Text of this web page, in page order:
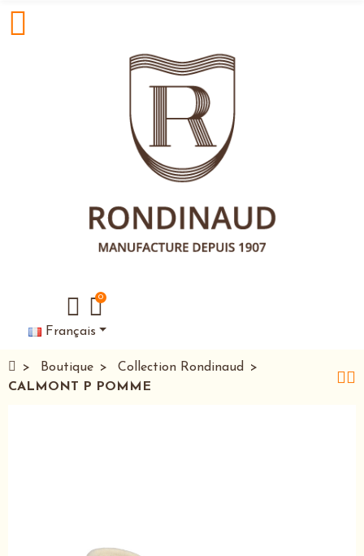
0
Français
Boutique
Collection Rondinaud
CALMONT P POMME